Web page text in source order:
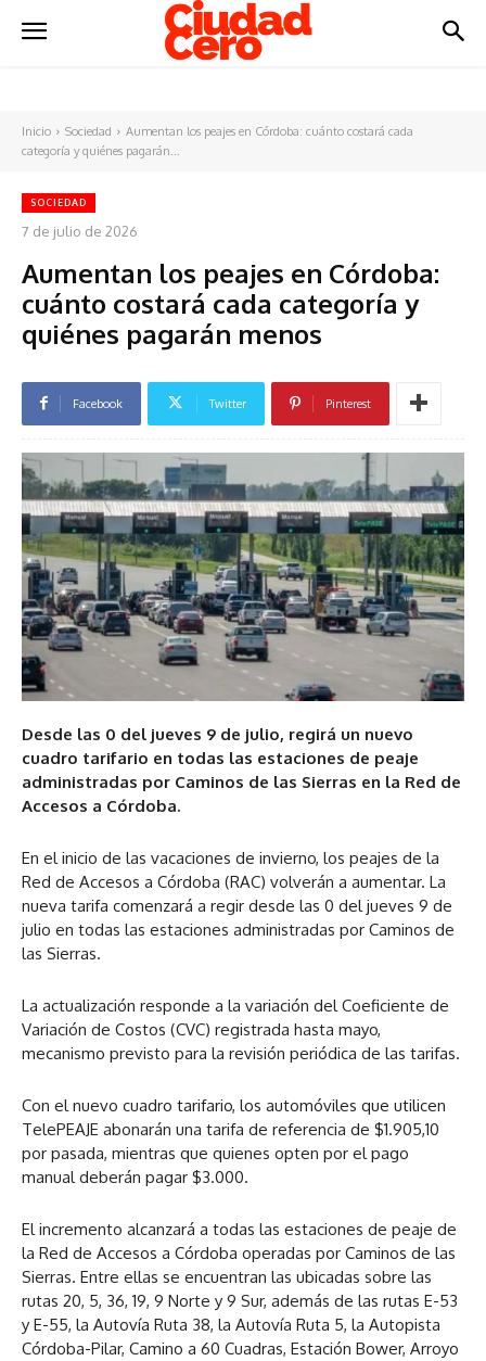
Inicio Sociedad
Aumentan los peajes en Córdoba: cuánto costará cada
categoría y quiénes pagarán...
SOCIEDAD
7 de julio de 2026
Aumentan los peajes en Córdoba:
cuánto costará cada categoría y
quiénes pagarán menos
Facebook Twitter Pinterest
Desde las 0 del jueves 9 de julio, regirá un nuevo
cuadro tarifario en todas las estaciones de peaje
administradas por Caminos de las Sierras en la Red de
Accesos a Córdoba.
En el inicio de las vacaciones de invierno, los peajes de la
Red de Accesos a Córdoba (RAC) volverán a aumentar. La
nueva tarifa comenzará a regir desde las 0 del jueves 9 de
julio en todas las estaciones administradas por Caminos de
las Sierras.
La actualización responde a la variación del Coeficiente de
Variación de Costos (CVC) registrada hasta mayo,
mecanismo previsto para la revisión periódica de las tarifas.
Con el nuevo cuadro tarifario, los automóviles que utilicen
TelePEAJE abonarán una tarifa de referencia de $1.905,10
por pasada, mientras que quienes opten por el pago
manual deberán pagar $3.000.
El incremento alcanzará a todas las estaciones de peaje de
la Red de Accesos a Córdoba operadas por Caminos de las
Sierras. Entre ellas se encuentran las ubicadas sobre las
rutas 20, 5, 36, 19, 9 Norte y 9 Sur, además de las rutas E-53
y E-55, la Autovía Ruta 38, la Autovía Ruta 5, la Autopista
Córdoba-Pilar, Camino a 60 Cuadras, Estación Bower, Arroyo